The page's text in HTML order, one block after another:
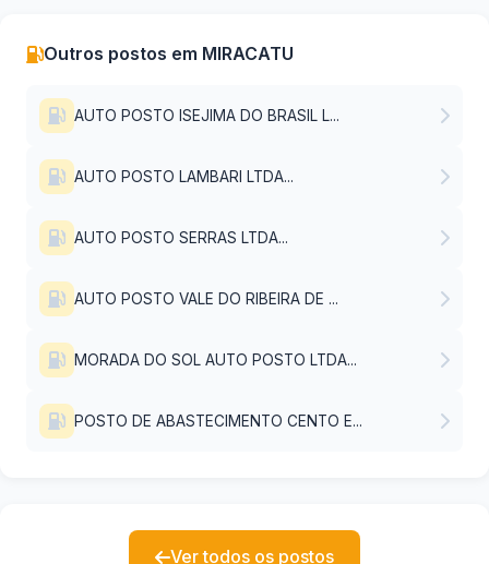
Outros postos em MIRACATU
AUTO POSTO ISEJIMA DO BRASIL L...
AUTO POSTO LAMBARI LTDA...
AUTO POSTO SERRAS LTDA...
AUTO POSTO VALE DO RIBEIRA DE ...
MORADA DO SOL AUTO POSTO LTDA...
POSTO DE ABASTECIMENTO CENTO E...
Ver todos os postos